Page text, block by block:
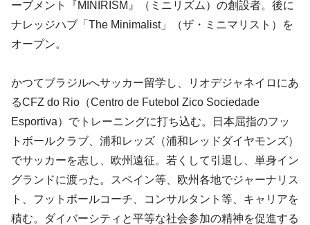
ーブメント『MINIRISM』（ミニリズム）の創設者。後に
ナレッジハブ「The Minimalist」（ザ・ミニマリスト）を
オープン。
かつてブラジルへサッカー留学し、リオデジャネイロにあ
るCFZ do Rio（Centro de Futebol Zico Sociedade
Esportiva）でトレーニングに打ち込む。日本屈指のフッ
トボールクラブ、浦和レッズ（浦和レッドダイヤモンズ）
でサッカーを志し、欧州遠征。若くして引退し、単身イン
グランドに渡った。スペイン等、欧州各地でジャーナリス
ト、フットボールコーチ、コンサルタント等、キャリアを
積む。ダイバーシティと平等な社会参加の精神を促進する